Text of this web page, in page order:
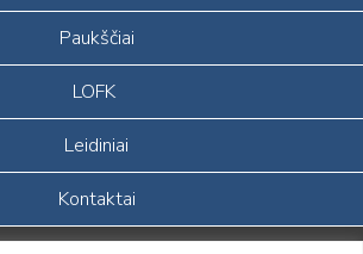
Paukščiai
LOFK
Leidiniai
Kontaktai